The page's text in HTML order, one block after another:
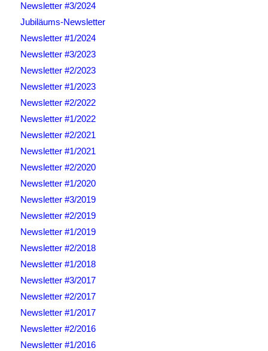
Newsletter #3/2024
Jubiläums-Newsletter
Newsletter #1/2024
Newsletter #3/2023
Newsletter #2/2023
Newsletter #1/2023
Newsletter #2/2022
Newsletter #1/2022
Newsletter #2/2021
Newsletter #1/2021
Newsletter #2/2020
Newsletter #1/2020
Newsletter #3/2019
Newsletter #2/2019
Newsletter #1/2019
Newsletter #2/2018
Newsletter #1/2018
Newsletter #3/2017
Newsletter #2/2017
Newsletter #1/2017
Newsletter #2/2016
Newsletter #1/2016